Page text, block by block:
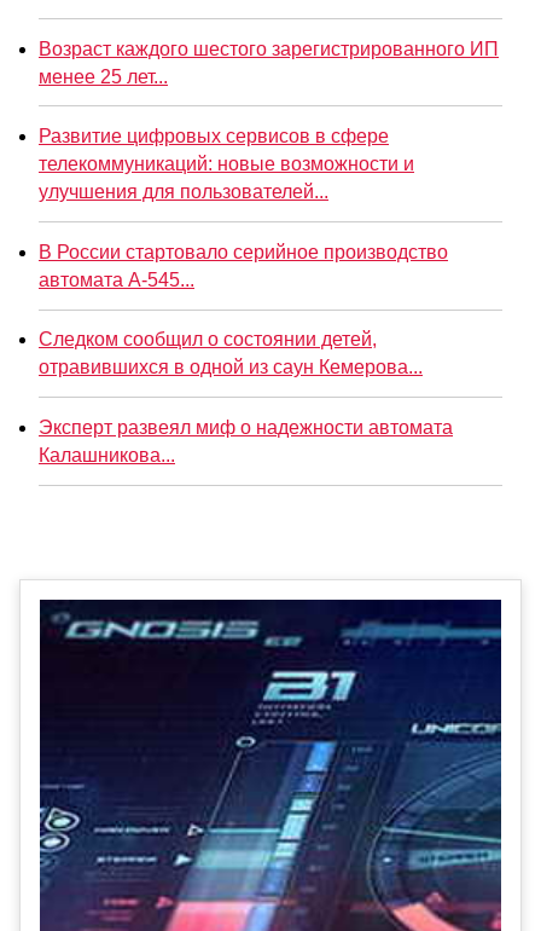
Возраст каждого шестого зарегистрированного ИП
менее 25 лет...
Развитие цифровых сервисов в сфере
телекоммуникаций: новые возможности и
улучшения для пользователей...
В России стартовало серийное производство
автомата А-545...
Следком сообщил о состоянии детей,
отравившихся в одной из саун Кемерова...
Эксперт развеял миф о надежности автомата
Калашникова...